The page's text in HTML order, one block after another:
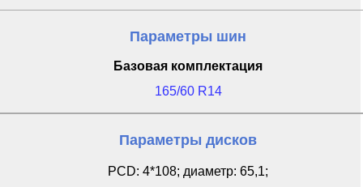
Параметры шин
Базовая комплектация
165/60 R14
Параметры дисков
PCD: 4*108; диаметр: 65,1;